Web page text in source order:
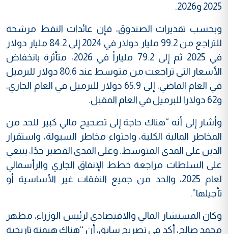
2025 و2026.
وبحسب تقديرات الصندوق، فإن عائدات النفط مرشحة
للتراجع من 99.2 مليار دولار في 2024 إلى 84.2 مليار دولار
في 2025 ثم إلى 79.2 ملياراً في 2026، متأثرة بانخفاض
الأسعار التي تراجعت من متوسط عند 80.6 دولار للبرميل
في العام الماضي، إلى 65.9 دولار للبرميل في العام الجاري،
و62 دولارا للبرميل في العام المقبل.
وأشار إلى أنه “هناك حاجة إلى تصحيح مالي كبير للحد من
المخاطر المالية الكلية، واحتواء مخاطر السيولة، واستقرار
الدين على المدى المتوسط. وعلى المدى القصير جدًا، ينبغي
على السلطات مراجعة خطط الإنفاق الجاري والرأسمالي
لعام 2025، والحد من جميع النفقات غير الأساسية أو
تأجيلها”.
وكان المستشار المالي والاقتصادي لرئيس الوزراء، مظهر
محمد صالح، أكد في تصريح سابق، أن “هناك هيمنة تاريخية